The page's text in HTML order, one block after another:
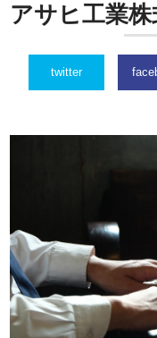
アサヒ工業
twitter